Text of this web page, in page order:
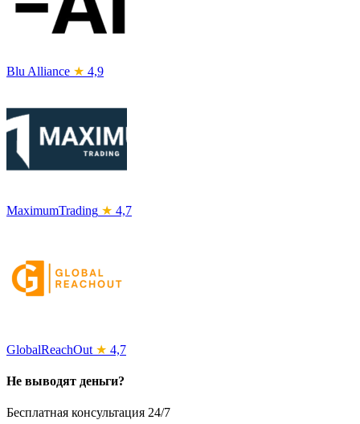
Blu Alliance ★ 4,9
MaximumTrading ★ 4,7
GlobalReachOut ★ 4,7
Не выводят деньги?
Бесплатная консультация 24/7